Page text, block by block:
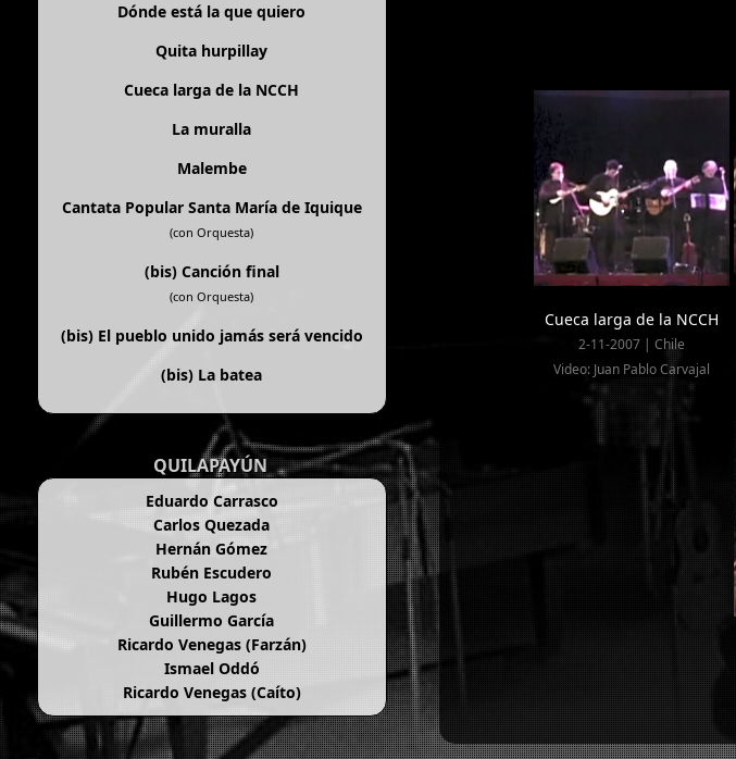
Dónde está la que quiero
Quita hurpillay
Cueca larga de la NCCH
La muralla
Malembe
Cantata Popular Santa María de Iquique
(con Orquesta)
(bis) Canción final
(con Orquesta)
(bis) El pueblo unido jamás será vencido
(bis) La batea
QUILAPAYÚN
Eduardo Carrasco
Carlos Quezada
Hernán Gómez
Rubén Escudero
Hugo Lagos
Guillermo García
Ricardo Venegas (Farzán)
Ismael Oddó
Ricardo Venegas (Caíto)
Cueca larga de la NCCH
2-11-2007 | Chile
Video: Juan Pablo Carvajal